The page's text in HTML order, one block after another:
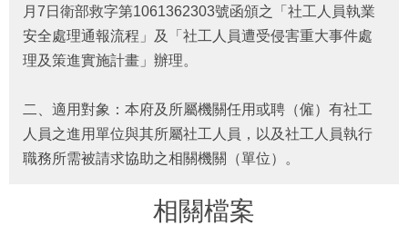
規
章
公
欄
便
民
月7日衛部救字第1061362303號函頒之「社工人員執業
安全處理通報流程」及「社工人員遭受侵害重大事件處
理及策進實施計畫」辦理。
二、適用對象：本府及所屬機關任用或聘（僱）有社工
人員之進用單位與其所屬社工人員，以及社工人員執行
職務所需被請求協助之相關機關（單位）。
相關檔案